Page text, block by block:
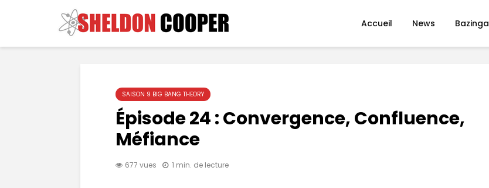
Accueil News Bazinga
SAISON 9 BIG BANG THEORY
Épisode 24 : Convergence, Confluence,
Méfiance
677 vues 1 min. de lecture